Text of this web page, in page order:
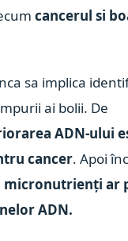
cancerul si
sa implica
ai bolii. De
ADN-ului
cancer. Apoi
micronutrienți ar
ADN.